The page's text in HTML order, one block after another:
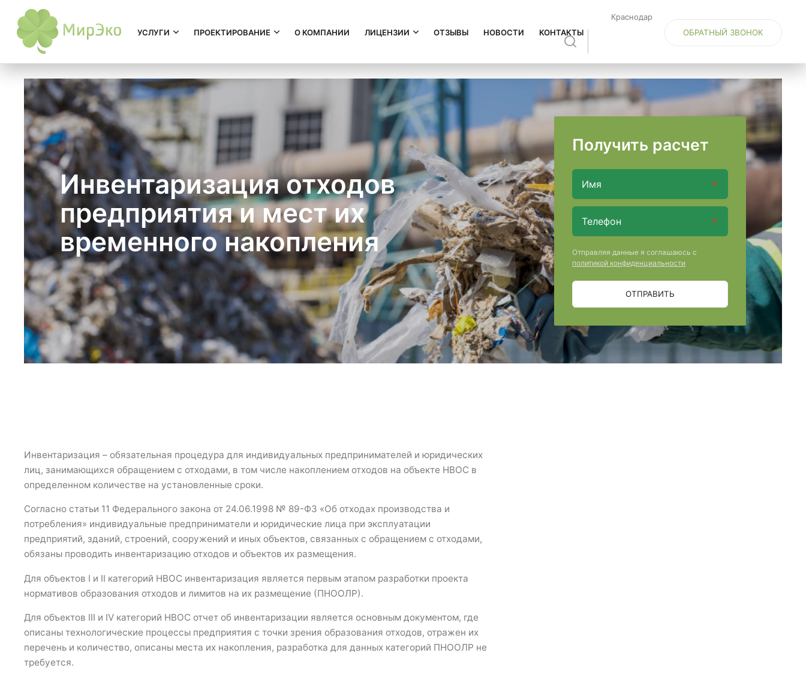
УСЛУГИ ПРОЕКТИРОВАНИЕ О КОМПАНИИ ЛИЦЕНЗИИ ОТЗЫВЫ НОВОСТИ КОНТАКТЫ
Краснодар
ОБРАТНЫЙ ЗВОНОК
Инвентаризация отходов
предприятия и мест их
временного накопления
Получить расчет
Отправляя данные я соглашаюсь с
политикой конфиденциальности
ОТПРАВИТЬ
Инвентаризация – обязательная процедура для индивидуальных предпринимателей и юридических
лиц, занимающихся обращением с отходами, в том числе накоплением отходов на объекте НВОС в
определенном количестве на установленные сроки.
Согласно статьи 11 Федерального закона от 24.06.1998 № 89-ФЗ «Об отходах производства и
потребления» индивидуальные предприниматели и юридические лица при эксплуатации
предприятий, зданий, строений, сооружений и иных объектов, связанных с обращением с отходами,
обязаны проводить инвентаризацию отходов и объектов их размещения.
Для объектов I и II категорий НВОС инвентаризация является первым этапом разработки проекта
нормативов образования отходов и лимитов на их размещение (ПНООЛР).
Для объектов III и IV категорий НВОС отчет об инвентаризации является основным документом, где
описаны технологические процессы предприятия с точки зрения образования отходов, отражен их
перечень и количество, описаны места их накопления, разработка для данных категорий ПНООЛР не
требуется.